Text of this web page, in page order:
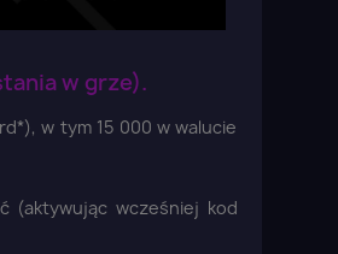
w grze).
w tym 15 000 w walucie
(aktywując wcześniej kod